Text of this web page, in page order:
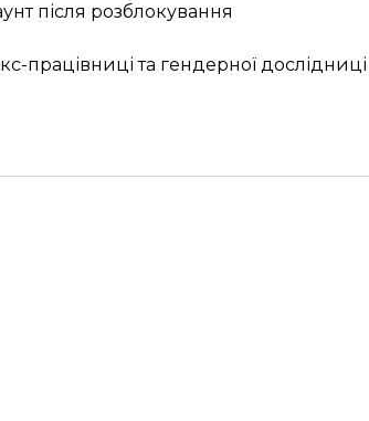
після розблокування
працівниці та гендерної дослідниці